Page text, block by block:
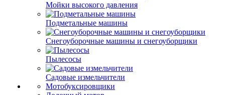
Мойки высокого давления
Подметальные машины
Снегоуборочные машины и снегоуборщики
Пылесосы
Садовые измельчители
Мотобуксировщики